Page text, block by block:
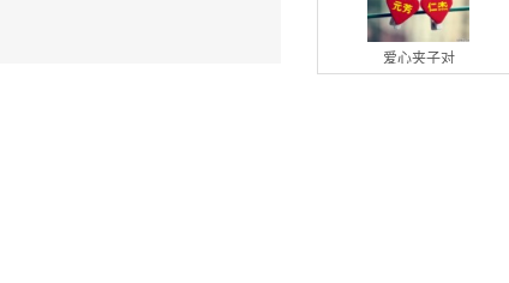
爱心夹子对